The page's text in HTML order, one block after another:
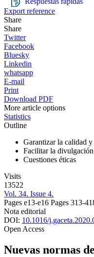
Export reference
Share
Share
Twitter
Facebook
Bluesky
Linkedin
whatsapp
E-mail
Print
Download PDF
More article options
Statistics
Outline
Garantizar la calidad
Facilitar la
Cuestiones éticas
Visits
13522
Vol. 34. Issue 4.
Pages e13-e16 Pages 313-
Nota editorial
DOI: 10.1016/
Open Access
Nuevas normas de